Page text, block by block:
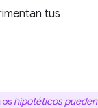
tus
hipotéticos pueden